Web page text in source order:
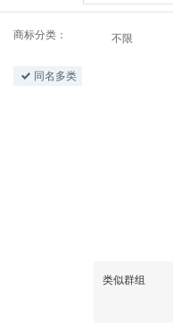
商标分类：
同名多类
不限
类似群组